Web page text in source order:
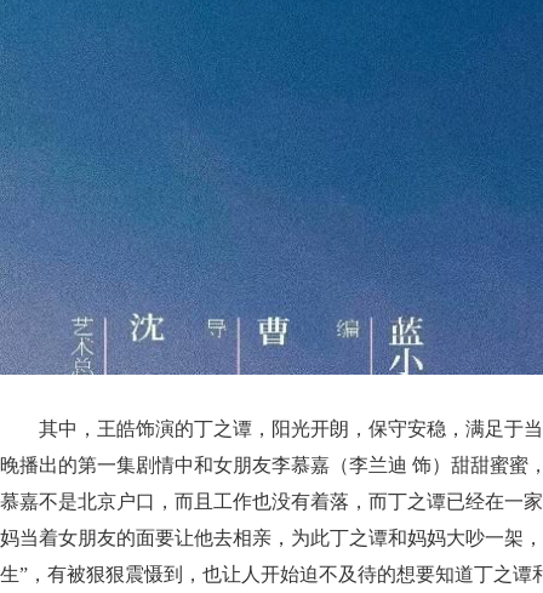
其中，王皓饰演的丁之谭，阳光开朗，保守安稳，满足于
晚播出的第一集剧情中和女朋友李慕嘉（李兰迪 饰）甜甜蜜蜜
慕嘉不是北京户口，而且工作也没有着落，而丁之谭已经在一
妈当着女朋友的面要让他去相亲，为此丁之谭和妈妈大吵一架
生”，有被狠狠震慑到，也让人开始迫不及待的想要知道丁之谭